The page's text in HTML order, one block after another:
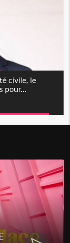
civile, le
pour...